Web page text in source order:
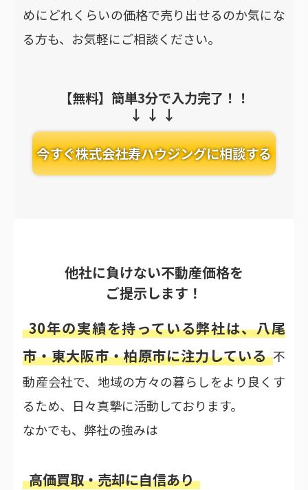
めにどれくらいの価格で売り出せるのか気にな
る方も、お気軽にご相談ください。
【無料】簡単3分で入力完了！！
今すぐ株式会社寿ハウジングに相談する
他社に負けない不動産価格を
ご提示します！
30年の実績を持っている弊社は、八尾
市・東大阪市・柏原市に注力している 不
動産会社で、地域の方々の暮らしをより良くす
るため、日々真摯に活動しております。
なかでも、弊社の強みは
高価買取・売却に自信あり